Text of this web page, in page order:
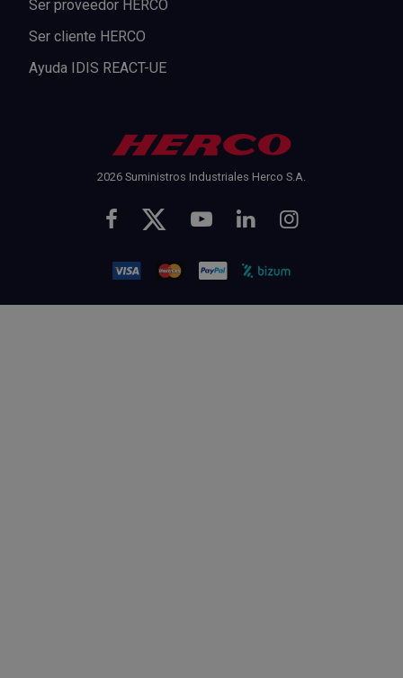
Ser proveedor HERCO
Ser cliente HERCO
Ayuda IDIS REACT-UE
2026 Suministros Industriales Herco S.A.